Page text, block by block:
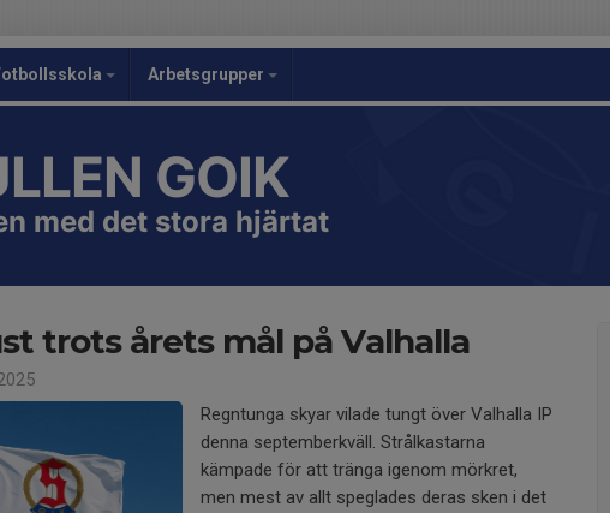
Arbetsgrupper
GOIK
med det stora hjärtat
trots årets mål på Valhalla
Regntunga skyar vilade tungt över Valhalla IP
denna septemberkväll. Strålkastarna
kämpade för att tränga igenom mörkret,
men mest av allt speglades deras sken i det